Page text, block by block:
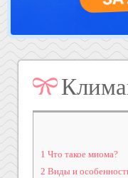
1 Что такое миома?
2 Виды и